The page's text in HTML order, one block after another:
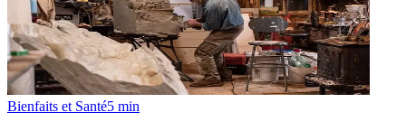
Bienfaits et Santé5 min